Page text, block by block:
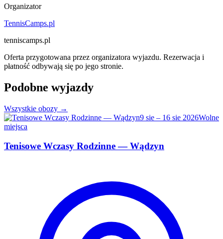
Organizator
TennisCamps.pl
tenniscamps.pl
Oferta przygotowana przez organizatora wyjazdu. Rezerwacja i
płatność odbywają się po jego stronie.
Podobne wyjazdy
Wszystkie obozy →
9 sie – 16 sie 2026Wolne
miejsca
Tenisowe Wczasy Rodzinne — Wądzyn